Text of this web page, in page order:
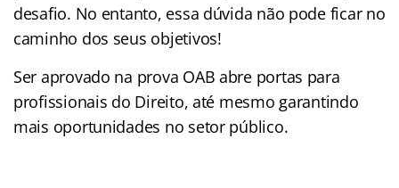
desafio. No entanto, essa dúvida não pode ficar no
caminho dos seus objetivos!
Ser aprovado na prova OAB abre portas para
profissionais do Direito, até mesmo garantindo
mais oportunidades no setor público.